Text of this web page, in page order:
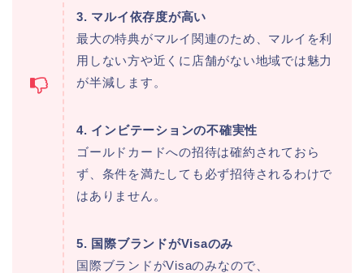
3. マルイ依存度が高い
最大の特典がマルイ関連のため、マルイを利
用しない方や近くに店舗がない地域では魅力
が半減します。
4. インビテーションの不確実性
ゴールドカードへの招待は確約されておら
ず、条件を満たしても必ず招待されるわけで
はありません。
5. 国際ブランドがVisaのみ
国際ブランドがVisaのみなので、